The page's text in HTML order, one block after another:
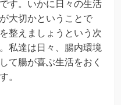
す。いかに日々の生活
大切かということで
整えましょうという次
私達は日々、腸内環境
て腸が喜ぶ生活をおく
。